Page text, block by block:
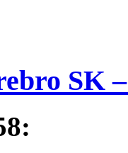
SK
: